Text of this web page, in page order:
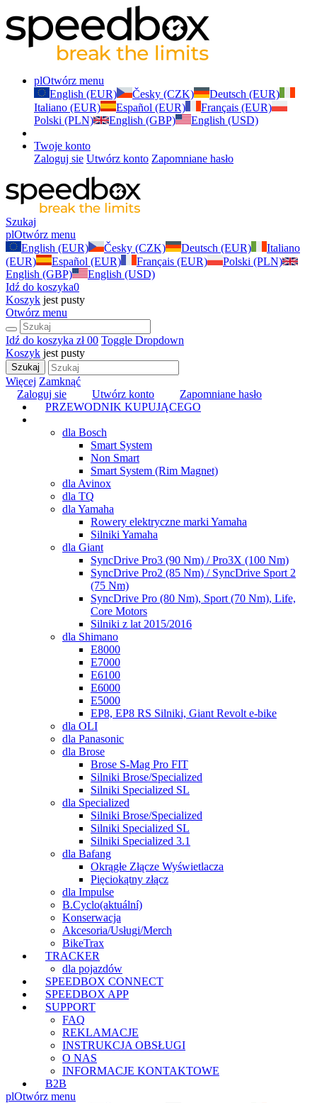
plOtwórz menu
English (EUR)
Česky (CZK)
Deutsch (EUR)
Italiano (EUR)
Español (EUR)
Français (EUR)
Polski (PLN)
English (GBP) English (USD)
Twoje konto
Zaloguj sie Utwórz konto Zapomniane hasło
Szukaj
plOtwórz menu
English (EUR)
Česky (CZK) Deutsch (EUR)
Italiano
(EUR)
Español (EUR) Français (EUR)
Polski (PLN)
English (GBP)
English (USD)
Idź do koszyka0
Koszyk jest pusty
Otwórz menu
Idź do koszyka zł 00 Toggle Dropdown
Koszyk jest pusty
Szukaj
Więcej Zamknąć
Zaloguj sie
Utwórz konto
Zapomniane hasło
PRZEWODNIK KUPUJĄCEGO
dla Bosch
Smart System
Non Smart
Smart System (Rim Magnet)
dla Avinox
dla TQ
dla Yamaha
Rowery elektryczne marki Yamaha
Silniki Yamaha
dla Giant
SyncDrive Pro3 (90 Nm) / Pro3X (100 Nm)
SyncDrive Pro2 (85 Nm) / SyncDrive Sport 2
(75 Nm)
SyncDrive Pro (80 Nm), Sport (70 Nm), Life,
Core Motors
Silniki z lat 2015/2016
dla Shimano
E8000
E7000
E6100
E6000
E5000
EP8, EP8 RS Silniki, Giant Revolt e-bike
dla OLI
dla Panasonic
dla Brose
Brose S-Mag Pro FIT
Silniki Brose/Specialized
Silniki Specialized SL
dla Specialized
Silniki Brose/Specialized
Silniki Specialized SL
Silniki Specialized 3.1
dla Bafang
Okrągłe Złącze Wyświetlacza
Pięciokątny złącz
dla Impulse
B.Cyclo(aktuální)
Konserwacja
Akcesoria/Usługi/Merch
BikeTrax
TRACKER
dla pojazdów
SPEEDBOX CONNECT
SPEEDBOX APP
SUPPORT
FAQ
REKLAMACJE
INSTRUKCJA OBSŁUGI
O NAS
INFORMACJE KONTAKTOWE
B2B
plOtwórz menu